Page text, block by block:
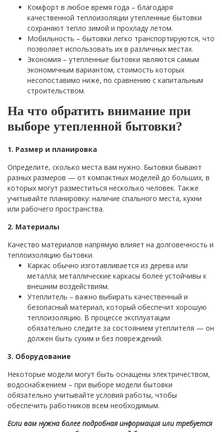
Комфорт в любое время года – благодаря
качественной теплоизоляции утепленные бытовки
сохраняют тепло зимой и прохладу летом.
Мобильность – бытовки легко транспортируются, что
позволяет использовать их в различных местах.
Экономия – утепленные бытовки являются самым
экономичным вариантом, стоимость которых
несопоставимо ниже, по сравнению с капитальным
строительством.
На что обратить внимание при
выборе утепленной бытовки?
1. Размер и планировка
Определите, сколько места вам нужно. Бытовки бывают
разных размеров — от компактных моделей до больших, в
которых могут разместиться несколько человек. Также
учитывайте планировку: наличие спального места, кухни
или рабочего пространства.
2. Материалы
Качество материалов напрямую влияет на долговечность и
теплоизоляцию бытовки.
Каркас обычно изготавливается из дерева или
металла; металлические каркасы более устойчивы к
внешним воздействиям.
Утеплитель – важно выбирать качественный и
безопасный материал, который обеспечит хорошую
теплоизоляцию. В процессе эксплуатации
обязательно следите за состоянием утеплителя — он
должен быть сухим и без повреждений.
3. Оборудование
Некоторые модели могут быть оснащены электричеством,
водоснабжением – при выборе модели бытовки
обязательно учитывайте условия работы, чтобы
обеспечить работников всем необходимым.
Если вам нужна более подробная информация или требуется